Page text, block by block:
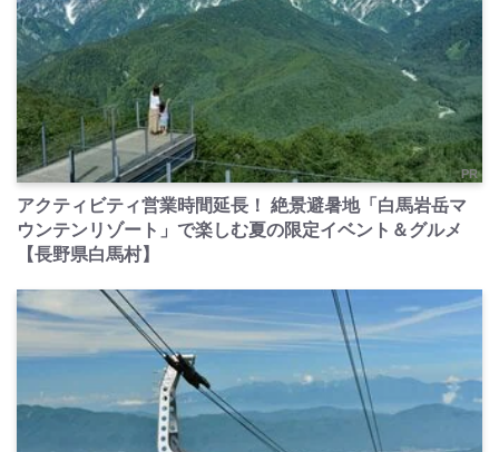
PR
アクティビティ営業時間延長！ 絶景避暑地「白馬岩岳マ
ウンテンリゾート」で楽しむ夏の限定イベント＆グルメ
【長野県白馬村】